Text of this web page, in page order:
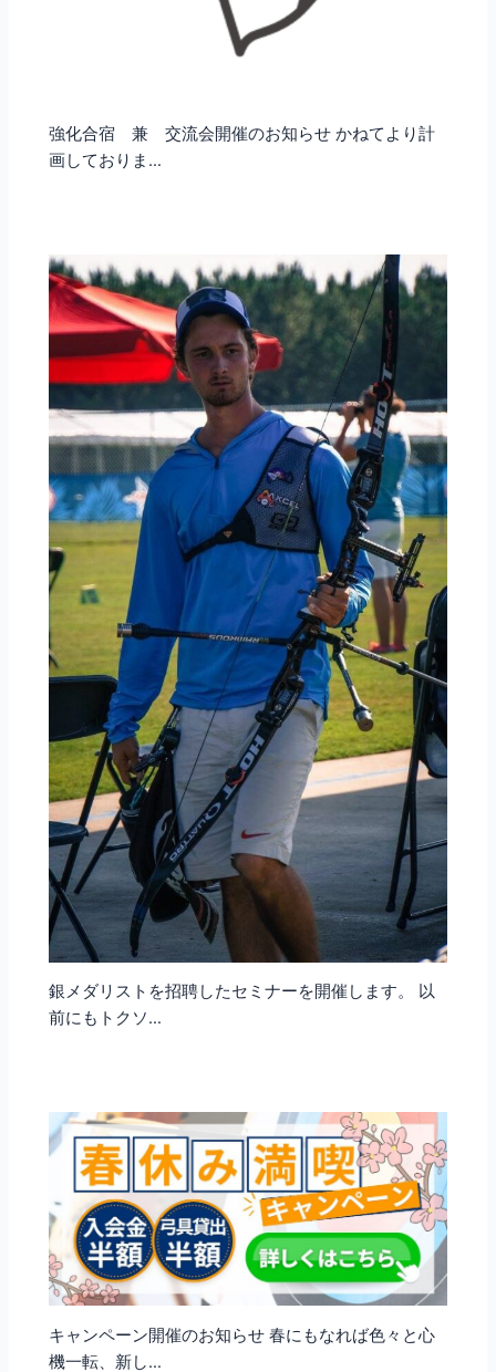
強化合宿 兼 交流会開催のお知らせ かねてより計
画しておりま…
銀メダリストを招聘したセミナーを開催します。 以
前にもトクソ…
キャンペーン開催のお知らせ 春にもなれば色々と心
機一転、新し…